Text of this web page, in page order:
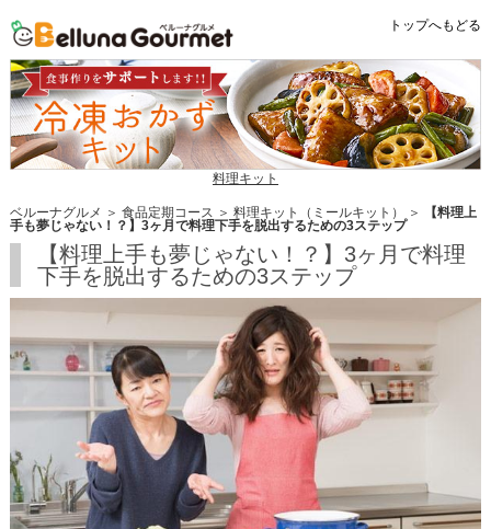
トップへもどる
料理キット
ベルーナグルメ ＞ 食品定期コース ＞ 料理キット（ミールキット） ＞
【料理上
手も夢じゃない！？】3ヶ月で料理下手を脱出するための3ステップ
【料理上手も夢じゃない！？】3ヶ月で料理
下手を脱出するための3ステップ